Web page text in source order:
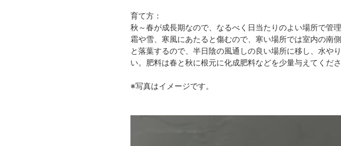
育て方：
秋～春が成長期なので、なるべく日当たりのよい場所で管
霜や雪、寒風にあたると傷むので、寒い場所では室内の南
と落葉するので、半日陰の風通しの良い場所に移し、水や
い。肥料は春と秋に根元に化成肥料などを少量与えてくださ
※写真はイメージです。